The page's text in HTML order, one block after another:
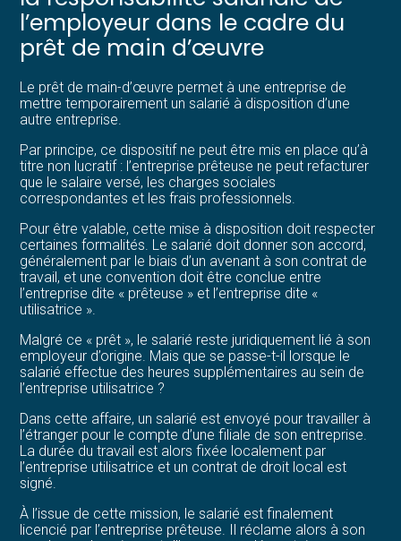
l’employeur dans le cadre du
prêt de main d’œuvre
Le prêt de main-d’œuvre permet à une entreprise de
mettre temporairement un salarié à disposition d’une
autre entreprise.
Par principe, ce dispositif ne peut être mis en place qu’à
titre non lucratif : l’entreprise prêteuse ne peut refacturer
que le salaire versé, les charges sociales
correspondantes et les frais professionnels.
Pour être valable, cette mise à disposition doit respecter
certaines formalités. Le salarié doit donner son accord,
généralement par le biais d’un avenant à son contrat de
travail, et une convention doit être conclue entre
l’entreprise dite « prêteuse » et l’entreprise dite «
utilisatrice ».
Malgré ce « prêt », le salarié reste juridiquement lié à son
employeur d’origine. Mais que se passe-t-il lorsque le
salarié effectue des heures supplémentaires au sein de
l’entreprise utilisatrice ?
Dans cette affaire, un salarié est envoyé pour travailler à
l’étranger pour le compte d’une filiale de son entreprise.
La durée du travail est alors fixée localement par
l’entreprise utilisatrice et un contrat de droit local est
signé.
À l’issue de cette mission, le salarié est finalement
licencié par l’entreprise prêteuse. Il réclame alors à son